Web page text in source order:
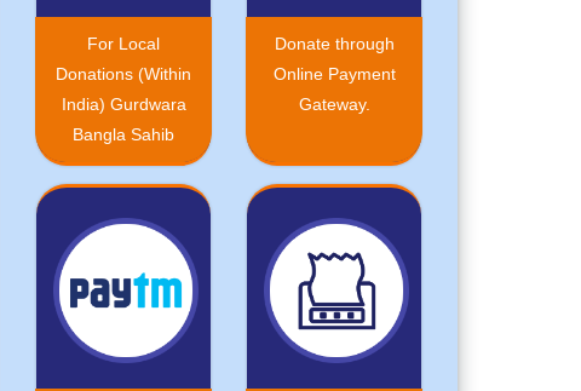
For Local
Donations (Within
India) Gurdwara
Bangla Sahib
Donate through
Online Payment
Gateway.